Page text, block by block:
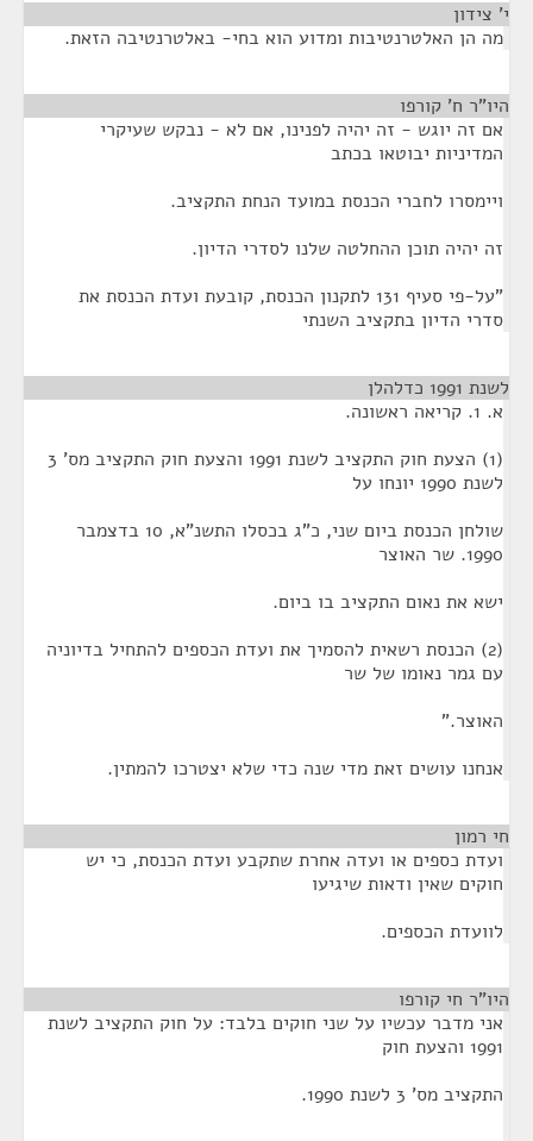
י' צידון
מה הן האלטרנטיבות ומדוע הוא בחי- באלטרנטיבה הזאת.
היו"ר ח' קורפו
אם זה יוגש - זה יהיה לפנינו, אם לא - נבקש שעיקרי
המדיניות יבוטאו בכתב
ויימסרו לחברי הכנסת במועד הנחת התקציב.
זה יהיה תוכן ההחלטה שלנו לסדרי הדיון.
"על-פי סעיף 131 לתקנון הכנסת, קובעת ועדת הכנסת את
סדרי הדיון בתקציב השנתי
לשנת 1991 כדלהלן
א. 1. קריאה ראשונה.
(1) הצעת חוק התקציב לשנת 1991 והצעת חוק התקציב מס' 3
לשנת 1990 יונחו על
שולחן הכנסת ביום שני, כ"ג בכסלו התשנ"א, 10 בדצמבר
1990. שר האוצר
ישא את נאום התקציב בו ביום.
(2) הכנסת רשאית להסמיך את ועדת הכספים להתחיל בדיוניה
עם גמר נאומו של שר
האוצר."
אנחנו עושים זאת מדי שנה כדי שלא יצטרכו להמתין.
חי רמון
ועדת כספים או ועדה אחרת שתקבע ועדת הכנסת, כי יש
חוקים שאין ודאות שיגיעו
לוועדת הכספים.
היו"ר חי קורפו
אני מדבר עכשיו על שני חוקים בלבד: על חוק התקציב לשנת
1991 והצעת חוק
התקציב מס' 3 לשנת 1990.